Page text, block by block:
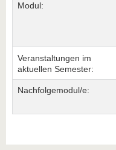
Modul:
Veranstaltungen im
aktuellen Semester:
Nachfolgemodul/e: